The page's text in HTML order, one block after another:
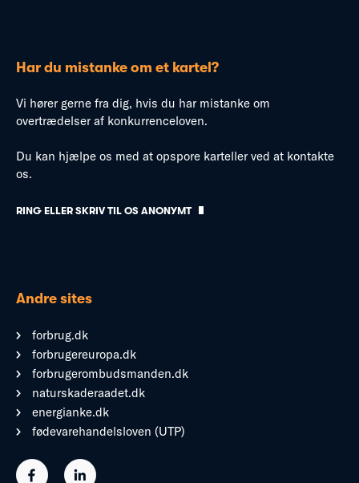
Har du mistanke om et kartel?
Vi hører gerne fra dig, hvis du har mistanke om
overtrædelser af konkurrenceloven.
Du kan hjælpe os med at opspore karteller ved at kontakte
os.
RING ELLER SKRIV TIL OS ANONYMT
Andre sites
forbrug.dk
forbrugereuropa.dk
forbrugerombudsmanden.dk
naturskaderaadet.dk
energianke.dk
fødevarehandelsloven (UTP)